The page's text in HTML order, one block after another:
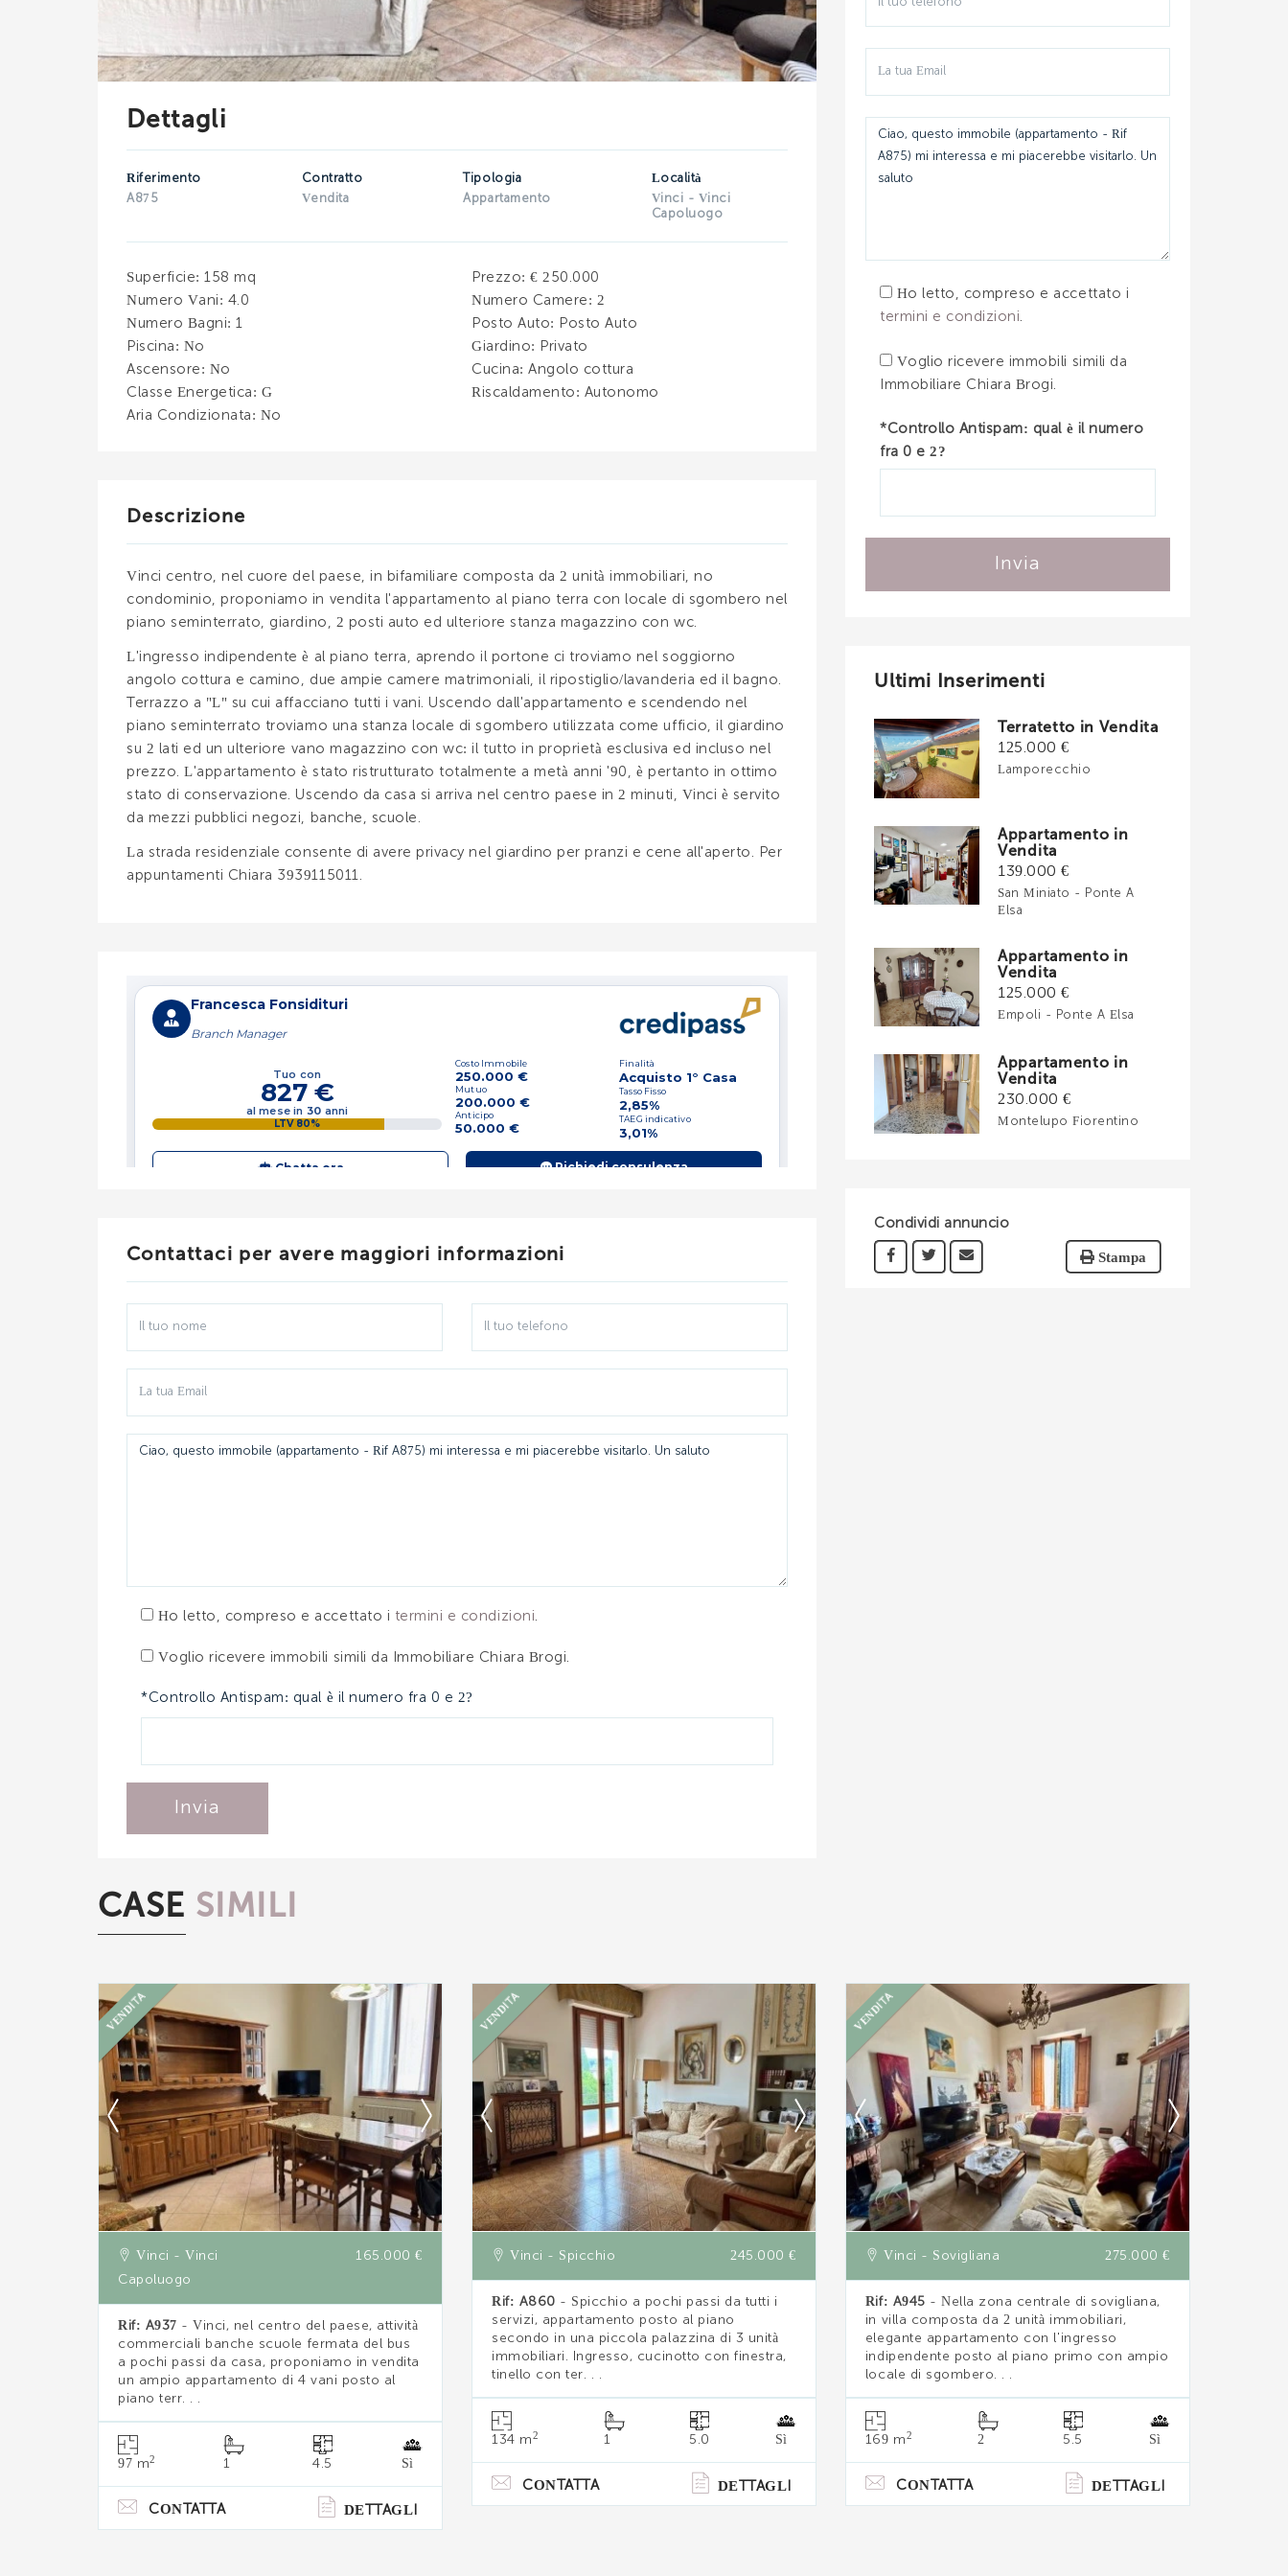
Dettagli
Riferimento
A875
Contratto
Vendita
Tipologia
Appartamento
Località
Vinci - Vinci
Capoluogo
Superficie: 158 mq Prezzo: € 250.000
Numero Vani : 4.0 Numero Camere : 2
Numero Bagni: 1 Posto Auto: Posto Auto
Piscina : No Giardino: Privato
Ascensore : No Cucina: Angolo cottura
Classe Energetica : G Riscaldamento : Autonomo
Aria Condizionata : No
Descrizione
Vinci centro, nel cuore del paese, in bifamiliare composta da 2 unità immobiliari, no
condominio, proponiamo in vendita l'appartamento al piano terra con locale di sgombero nel
piano seminterrato, giardino, 2 posti auto ed ulteriore stanza magazzino con wc.
L'ingresso indipendente è al piano terra, aprendo il portone ci troviamo nel soggiorno
angolo cottura e camino, due ampie camere matrimoniali, il ripostiglio/lavanderia ed il bagno.
Terrazzo a "L" su cui affacciano tutti i vani. Uscendo dall'appartamento e scendendo nel
piano seminterrato troviamo una stanza locale di sgombero utilizzata come ufficio, il giardino
su 2 lati ed un ulteriore vano magazzino con wc: il tutto in proprietà esclusiva ed incluso nel
prezzo. L'appartamento è stato ristrutturato totalmente a metà anni '90, è pertanto in ottimo
stato di conservazione. Uscendo da casa si arriva nel centro paese in 2 minuti, Vinci è servito
da mezzi pubblici negozi, banche, scuole.
La strada residenziale consente di avere privacy nel giardino per pranzi e cene all'aperto. Per
appuntamenti Chiara 3939115011.
Contattaci per avere maggiori informazioni
Ho letto, compreso e accettato i termini e condizioni
Voglio ricevere immobili simili da Immobiliare Chiara Brogi.
*Controllo Antispam: qual è il numero fra 0 e 2?
Invia
Ho letto, compreso e accettato i
termini e condizioni.
Voglio ricevere immobili simili da
Immobiliare Chiara Brogi.
*Controllo Antispam: qual è il numero
fra 0 e 2?
Invia
Ultimi Inserimenti
Terratetto in Vendita
125.000 €
Lamporecchio
Appartamento in
Vendita
139.000 €
San Miniato - Ponte A
Elsa
Appartamento in
Vendita
125.000 €
Empoli - Ponte A Elsa
Appartamento in
Vendita
230.000 €
Montelupo Fiorentino
Condividi annuncio
Stampa
CASE SIMILI
VENDITA Ti interessa?
Contatta
--------------------
Vedi tutti i dettagli
Vinci - Vinci
Capoluogo
165.000 €
Rif: A937 - Vinci, nel centro del paese, attività
commerciali banche scuole fermata del bus
a pochi passi da casa, proponiamo in vendita
un ampio appartamento di 4 vani posto al
piano terr. . .
97 m2 1 4.5 Sì
CONTATTA DETTAGLI
VENDITA Ti interessa?
Contatta
--------------------
Vedi tutti i dettagli
Vinci - Spicchio 245.000 €
Rif: A860 - Spicchio a pochi passi da tutti i
servizi, appartamento posto al piano
secondo in una piccola palazzina di 3 unità
immobiliari. Ingresso, cucinotto con finestra,
tinello con ter. . .
134 m 2 1 5.0 Sì
CONTATTA DETTAGLI
VENDITA Ti interessa?
Contatta
--------------------
Vedi tutti i dettagli
Vinci - Sovigliana 275.000 €
Rif: A945 - Nella zona centrale di sovigliana,
in villa composta da 2 unità immobiliari,
elegante appartamento con l'ingresso
indipendente posto al piano primo con ampio
locale di sgombero. . .
169 m 2 2 5.5 Sì
CONTATTA DETTAGLI
INVIA
INVIA